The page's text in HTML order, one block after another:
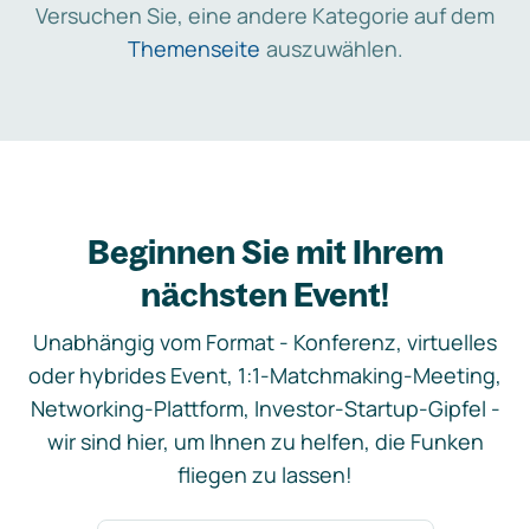
Versuchen Sie, eine andere Kategorie auf dem
Themenseite auszuwählen.
Beginnen Sie mit Ihrem
nächsten Event!
Unabhängig vom Format - Konferenz, virtuelles
oder hybrides Event, 1:1-Matchmaking-Meeting,
Networking-Plattform, Investor-Startup-Gipfel -
wir sind hier, um Ihnen zu helfen, die Funken
fliegen zu lassen!